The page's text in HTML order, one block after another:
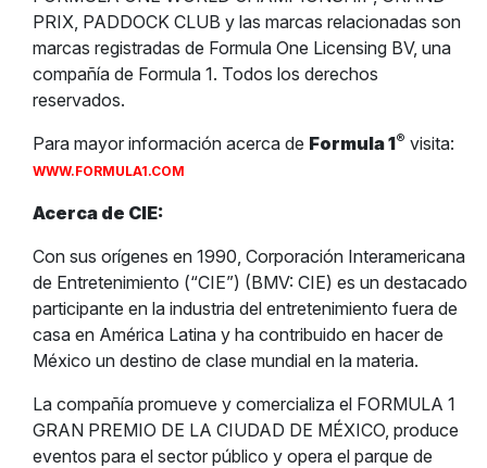
PRIX, PADDOCK CLUB y las marcas relacionadas son
marcas registradas de Formula One Licensing BV, una
compañía de Formula 1. Todos los derechos
reservados.
Para mayor información acerca de Formula 1® visita:
WWW.FORMULA1.COM
Acerca de CIE:
Con sus orígenes en 1990, Corporación Interamericana
de Entretenimiento (“CIE”) (BMV: CIE) es un destacado
participante en la industria del entretenimiento fuera de
casa en América Latina y ha contribuido en hacer de
México un destino de clase mundial en la materia.
La compañía promueve y comercializa el FORMULA 1
GRAN PREMIO DE LA CIUDAD DE MÉXICO, produce
eventos para el sector público y opera el parque de